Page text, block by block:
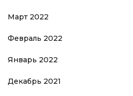
Март 2022
Февраль 2022
Январь 2022
Декабрь 2021